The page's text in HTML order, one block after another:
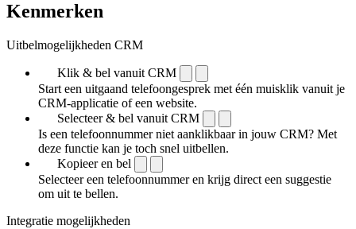
Kenmerken
Uitbelmogelijkheden CRM
Klik & bel vanuit CRM
Start een uitgaand telefoongesprek met één muisklik vanuit je
CRM-applicatie of een website.
Selecteer & bel vanuit CRM
Is een telefoonnummer niet aanklikbaar in jouw CRM? Met
deze functie kan je toch snel uitbellen.
Kopieer en bel
Selecteer een telefoonnummer en krijg direct een suggestie
om uit te bellen.
Integratie mogelijkheden